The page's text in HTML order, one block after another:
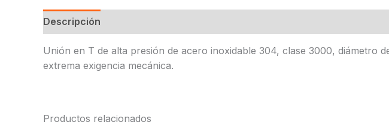
Descripción
Unión en T de alta presión de acero inoxidable 304, clase 3000, diámetro
extrema exigencia mecánica.
Productos relacionados